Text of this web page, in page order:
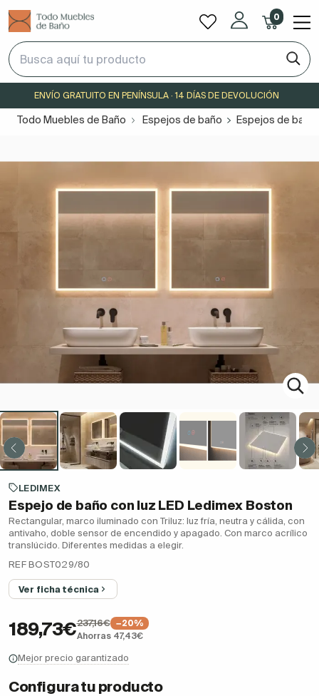
0
ENVÍO GRATUITO EN PENÍNSULA · 14 DÍAS DE DEVOLUCIÓN
Todo Muebles de Baño Espejos de baño Espejos de baño
LEDIMEX
Espejo de baño con luz LED Ledimex Boston
Rectangular, marco iluminado con Triluz: luz fría, neutra y cálida, con
antivaho, doble sensor de encendido y apagado. Con marco acrílico
translúcido. Diferentes medidas a elegir.
REF BOST029/80
Ver ficha técnica
189,73€237,16€
−20%
Ahorras 47,43€
Mejor precio garantizado
Configura tu producto